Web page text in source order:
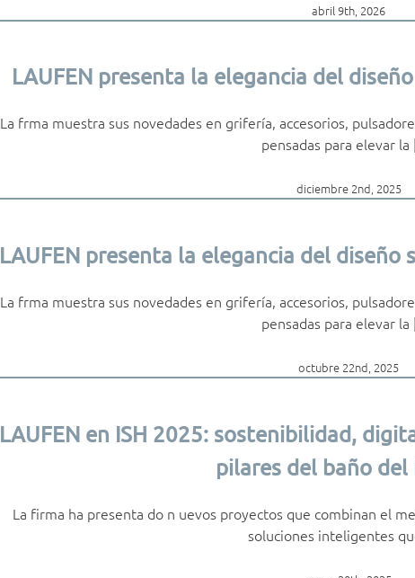
abril 9th, 2026
LAUFEN presenta la elegancia del
La frma muestra sus novedades en grifería, accesorios,
pensadas para elevar
diciembre 2nd, 2025
LAUFEN presenta la elegancia del
La frma muestra sus novedades en grifería, accesorios,
pensadas para elevar
octubre 22nd, 2025
LAUFEN en ISH 2025: sostenibilidad,
pilares del baño
La firma ha presenta do n uevos proyectos que combinan el
soluciones inteligentes